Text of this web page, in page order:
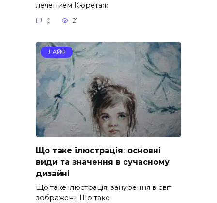
лечением Кюретаж
0 21
ЛАЙФ
Що таке ілюстрація: основні
види та значення в сучасному
дизайні
Що таке ілюстрація: занурення в світ
зображень Що таке